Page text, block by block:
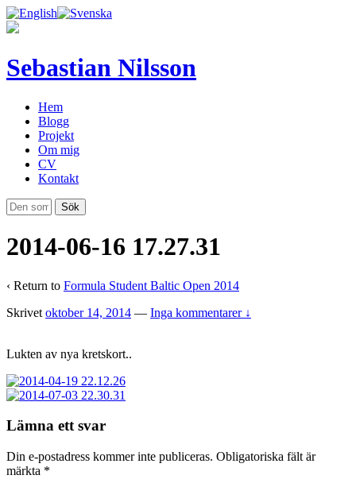
Sebastian Nilsson
Hem
Blogg
Projekt
Om mig
CV
Kontakt
2014-06-16 17.27.31
‹ Return to Formula Student Baltic Open 2014
Skrivet oktober 14, 2014 — Inga kommentarer ↓
Lukten av nya kretskort..
Lämna ett svar
Din e-postadress kommer inte publiceras. Obligatoriska fält är
märkta *